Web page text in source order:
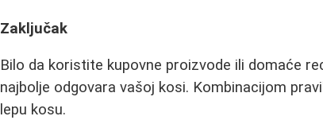
Zaključak
Bilo da koristite kupovne proizvode ili domaće
najbolje odgovara vašoj kosi. Kombinacijom
lepu kosu.